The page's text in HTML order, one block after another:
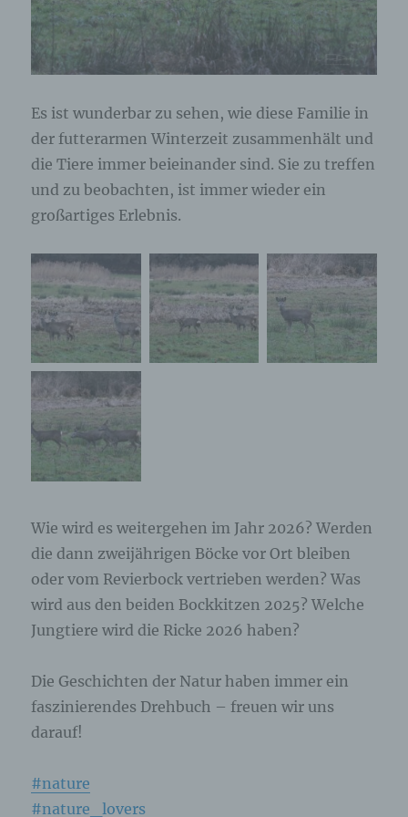
Es ist wunderbar zu sehen, wie diese Familie in
der futterarmen Winterzeit zusammenhält und
die Tiere immer beieinander sind. Sie zu treffen
und zu beobachten, ist immer wieder ein
großartiges Erlebnis.
Wie wird es weitergehen im Jahr 2026? Werden
die dann zweijährigen Böcke vor Ort bleiben
oder vom Revierbock vertrieben werden? Was
wird aus den beiden Bockkitzen 2025? Welche
Jungtiere wird die Ricke 2026 haben?
Die Geschichten der Natur haben immer ein
faszinierendes Drehbuch – freuen wir uns
darauf!
#nature
#nature_lovers